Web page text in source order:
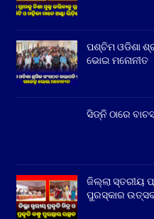
ପଶ୍ଚିମ ଓଡିଶା
ଭୋଇ ମନୋନୀତ
ସିଡ୍‌ନି ଠାରେ
ଜିଲ୍ଲା ସ୍ତରୀୟ
ପୁରସ୍କାର